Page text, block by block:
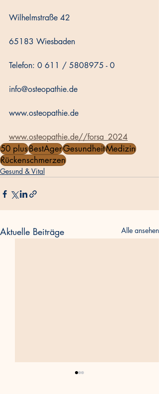
Wilhelmstraße 42
65183 Wiesbaden
Telefon: 0 611 / 5808975 - 0
info@osteopathie.de
www.osteopathie.de
www.osteopathie.de//forsa_2024
50 plusBestAgerGesundheitMedizin
Rückenschmerzen
Gesund & Vital
Aktuelle Beiträge Alle ansehen